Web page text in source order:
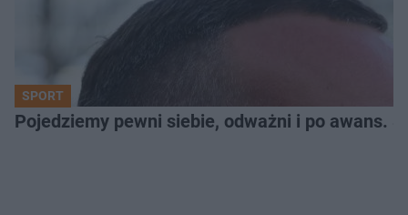
SPORT
Pojedziemy pewni siebie, odważni i po awans.